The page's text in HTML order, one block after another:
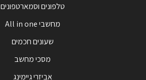
טלפונים וסמארטפונים
מחשבי All in one
שעונים חכמים
מסכי מחשב
אביזרי גיימינג